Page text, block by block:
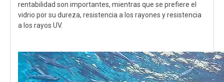
rentabilidad son importantes, mientras que se prefiere el
vidrio por su dureza, resistencia a los rayones y resistencia
a los rayos UV.